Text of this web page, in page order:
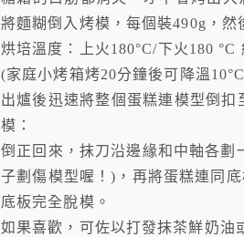
將麵糊倒入烤模，每個裝490g，
烘培溫度：上火180°C/下火180
(家庭小烤箱烤20分鐘後可降溫
出爐後迅速將整個蛋糕連模型倒
模：
倒正回來，抹刀沿邊緣和中軸各劃
子劃傷模型喔！)，再將蛋糕連同
底板完全脫模。
如果喜歡，可佐以打發抹茶鮮奶